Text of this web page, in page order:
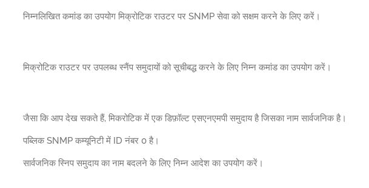
निम्नलिखित कमांड का उपयोग मिक्रोटिक राउटर पर SNMP सेवा को सक्षम करने के लिए करें।
मिक्रोटिक राउटर पर उपलब्ध स्नैंप समुदायों को सूचीबद्ध करने के लिए निम्न कमांड का उपयोग करें।
जैसा कि आप देख सकते हैं, मिकरोटिक में एक डिफ़ॉल्ट एसएनएमपी समुदाय है जिसका नाम सार्वजनिक है।
पब्लिक SNMP कम्यूनिटी में ID नंबर 0 है।
सार्वजनिक स्निप समुदाय का नाम बदलने के लिए निम्न आदेश का उपयोग करें।